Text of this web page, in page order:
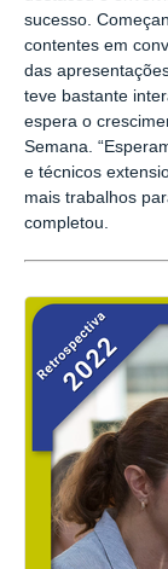
sucesso.
contentes em
das
teve bastante
espera o
Semana.
e técnicos
mais trabalhos
completou.